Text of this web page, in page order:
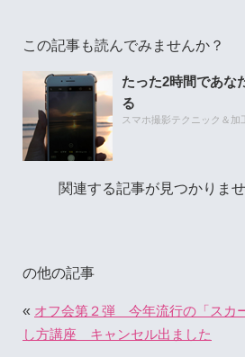
この記事も読んでみませんか？
たった2時間であな
る
スマホ撮影テクニック＆
関連する記事が見つかりませ
の他の記事
« オフ会第２弾 今年流行の「スカ
し方講座 キャンセル出ました